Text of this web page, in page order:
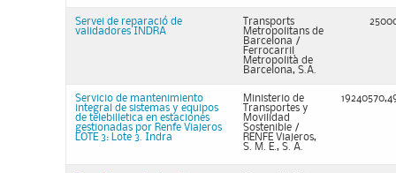
Servei de reparació de
validadores INDRA
Transports
Metropolitans de
Barcelona /
Ferrocarril
Metropolità de
Barcelona, S.A.
Servicio de mantenimiento
integral de sistemas y equipos
de telebilletica en estaciones
gestionadas por Renfe Viajeros
LOTE 3: Lote 3. Indra
Ministerio de
Transportes y
Movilidad
Sostenible /
RENFE Viajeros,
S. M. E., S. A.